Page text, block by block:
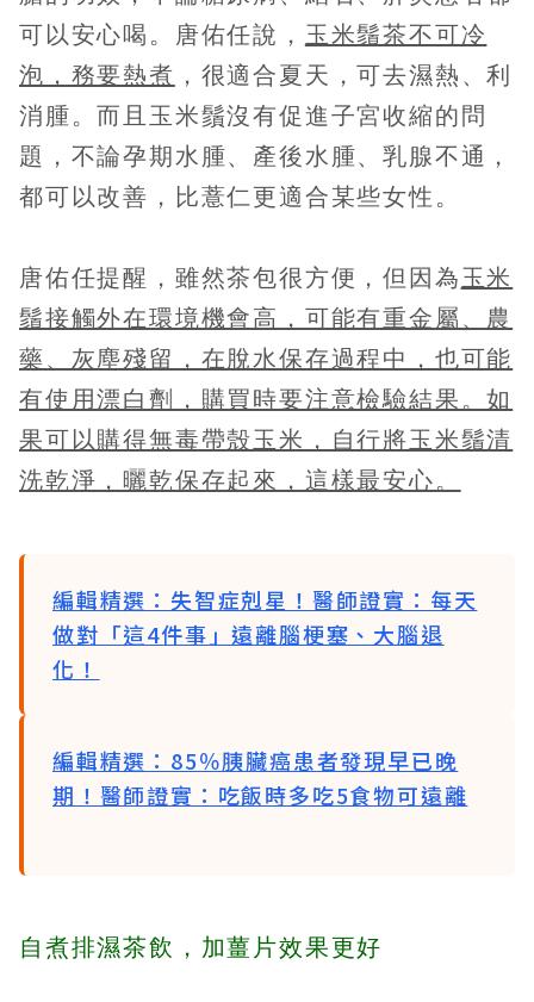
可以安心喝。唐佑任說， 玉米鬚茶不可冷
泡，務要熱煮 ，很適合夏天，可去濕熱、利
消腫。而且玉米鬚沒有促進子宮收縮的問
題，不論孕期水腫、產後水腫、乳腺不通，
都可以改善，比薏仁更適合某些女性。
唐佑任提醒，雖然茶包很方便，但因為玉米
鬚接觸外在環境機會高，可能有重金屬、農
藥、灰塵殘留，在脫水保存過程中，也可能
有使用漂白劑，購買時要注意檢驗結果。如
果可以購得無毒帶殼玉米，自行將玉米鬚清
洗乾淨，曬乾保存起來，這樣最安心。
編輯精選：失智症剋星！醫師證實：每天
做對「這4件事」遠離腦梗塞、大腦退
化！
編輯精選：85％胰臟癌患者發現早已晚
期！醫師證實：吃飯時多吃5食物可遠離
自煮排濕茶飲，加薑片效果更好